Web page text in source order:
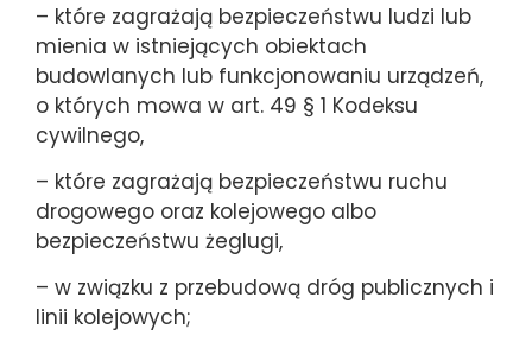
– które zagrażają bezpieczeństwu ludzi lub
mienia w istniejących obiektach
budowlanych lub funkcjonowaniu urządzeń,
o których mowa w art. 49 § 1 Kodeksu
cywilnego,
– które zagrażają bezpieczeństwu ruchu
drogowego oraz kolejowego albo
bezpieczeństwu żeglugi,
– w związku z przebudową dróg publicznych i
linii kolejowych;